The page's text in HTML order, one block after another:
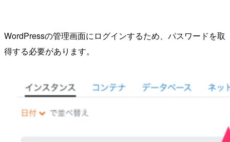
WordPressの管理画面にログインするため、パスワードを取
得する必要があります。